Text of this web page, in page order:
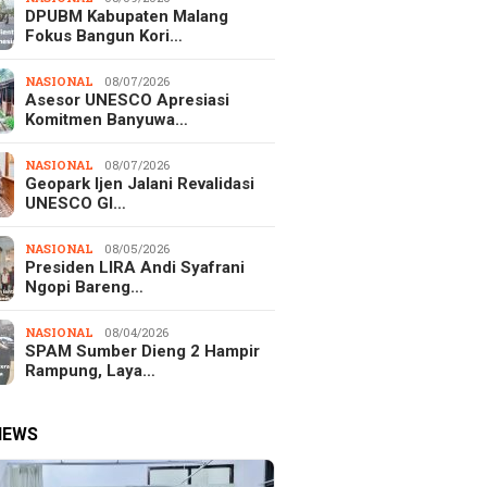
DPUBM Kabupaten Malang
Fokus Bangun Kori…
NASIONAL 08/07/2026
Asesor UNESCO Apresiasi
Komitmen Banyuwa…
NASIONAL 08/07/2026
Geopark Ijen Jalani Revalidasi
UNESCO Gl…
NASIONAL 08/05/2026
Presiden LIRA Andi Syafrani
Ngopi Bareng…
NASIONAL 08/04/2026
SPAM Sumber Dieng 2 Hampir
Rampung, Laya…